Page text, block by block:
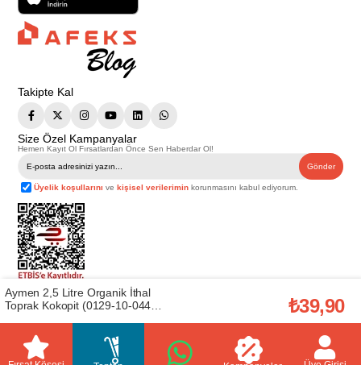
Takipte Kal
Size Özel Kampanyalar
Hemen Kayıt Ol Fırsatlardan Önce Sen Haberdar Ol!
Gönder
Üyelik koşullarını vekişisel verilerimin korunmasını kabul ediyorum.
Telif Hakkı © 2026Afeks Yapı Market
. Tüm hakları saklıdır.
Bu web sitesindeki tüm ürünler ticari amaçlıdır. Web sitemizde yer alan
görsel ve yazılı içerikler firmamıza ait olup, firmamızın yazılı izni alınmadan
başka yerlerde kullanılamaz. İçeriklerin izin alınmadan kopyalanması ve
kullanılması 5846 sayılı Fikir ve Sanat Eserleri Yasasına göre suçtur.
Aymen 2,5 Litre Organik İthal
Toprak Kokopit (0129-10-044-
₺39,90